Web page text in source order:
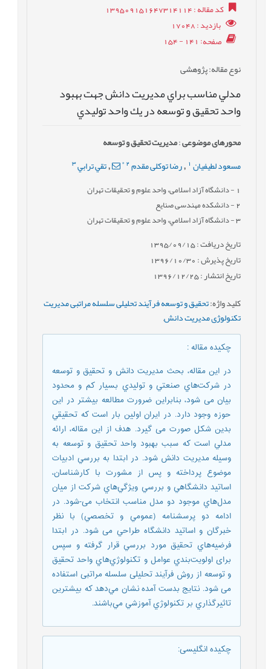
کد مقاله: 139509151647314114
بازدید: 17048
صفحه: 141 - 154
نوع مقاله: پژوهشی
مدلي مناسب براي مديريت دانش جهت بهبود
واحد تحقيق و توسعه در يك واحد توليدي
محورهای موضوعی:مدیریت تحقیق و توسعه
مسعود لطيفيان , رضا توکلی مقدم2
*
,تقي ترابي 3
- دانشگاه آزاد اسلامی، واحد علوم و تحقيقات تهران
2- دانشکده مهندسی صنایع
3- دانشگاه آزاد اسلامي، واحد علوم و تحقيقات تهران
تاریخ دریافت : 1395/09/15
تاریخ پذیرش : 1396/10/30
تاریخ انتشار : 1396/12/25
کلید واژه:تحقيق و توسعه فرآیند تحلیلی سلسله مراتبی مدیریت
تکنولوژی مديريت دانش,
چکیده مقاله:
در اين مقاله، بحث مديريت دانش و تحقيق و توسعه
در شركت‌هاي صنعتي و توليدي بسيار كم و محدود
بيان می شود، بنابراين ضرورت مطالعه بيشتر در اين
حوزه وجود دارد. در ايران اولين بار است كه تحقيقي
بدين شكل صورت می گيرد. هدف از اين مقاله، ارائه
مدلي است كه سبب بهبود واحد تحقيق و توسعه به
وسيله مديريت دانش شود. در ابتدا به بررسي ادبيات
موضوع پرداخته و پس از مشورت با كارشناسان،
اساتيد دانشگاهي و بررسي ويژگي‌هاي شركت از ميان
مدل‌هاي موجود دو مدل مناسب انتخاب می-شود. در
ادامه دو پرسشنامه (عمومي و تخصصي) با نظر
خبرگان و اساتيد دانشگاه طراحي می شود. در ابتدا
فرضيه‌هاي تحقيق مورد بررسي قرار گرفته و سپس
برای اولويت‌بندي عوامل و تكنولوژي‌هاي واحد تحقيق
و توسعه از روش فرآيند تحليلی سلسله مراتبی استفاده
می شود. نتايج بدست آمده نشان مي‌دهد كه بيشترين
تاثيرگذاري بر تكنولوژي آموزشي مي‌باشند.
چکیده انگلیسی: